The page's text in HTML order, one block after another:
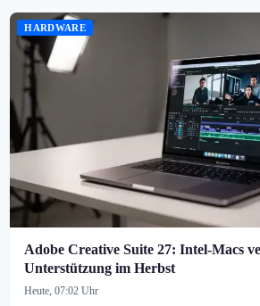
HARDWARE
Adobe Creative Suite 27: Intel-Macs
Unterstützung im Herbst
Heute, 07:02 Uhr